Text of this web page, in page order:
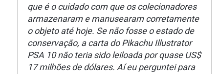
que é o cuidado com que os colecionadores
armazenaram e manusearam corretamente
o objeto até hoje. Se não fosse o estado de
conservação, a carta do Pikachu Illustrator
PSA 10 não teria sido leiloada por quase US$
17 milhões de dólares. Aí eu perguntei para